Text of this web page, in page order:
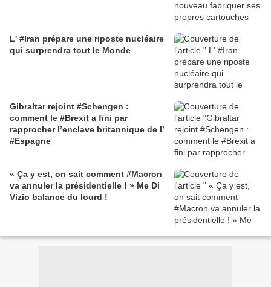
L' #Iran prépare une riposte nucléaire
qui surprendra tout le Monde
Gibraltar rejoint #Schengen :
comment le #Brexit a fini par
rapprocher l’enclave britannique de l’
#Espagne
« Ça y est, on sait comment #Macron
va annuler la présidentielle ! » Me Di
Vizio balance du lourd !